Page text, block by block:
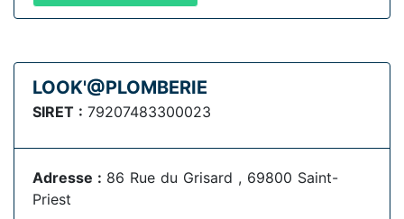
LOOK'@PLOMBERIE
SIRET : 79207483300023
Adresse : 86 Rue du Grisard , 69800 Saint-
Priest